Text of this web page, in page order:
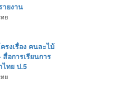
ายงาน
ย
รงเรื่อง คนละไม้
อการเรียนการ
ทย ป.5
ย